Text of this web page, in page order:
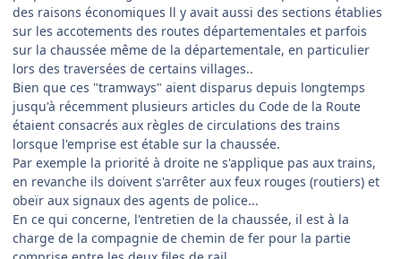
des raisons économiques ll y avait aussi des sections établies
sur les accotements des routes départementales et parfois
sur la chaussée même de la départementale, en particulier
lors des traversées de certains villages..
Bien que ces "tramways" aient disparus depuis longtemps
jusqu'à récemment plusieurs articles du Code de la Route
étaient consacrés aux règles de circulations des trains
lorsque l'emprise est étable sur la chaussée.
Par exemple la priorité à droite ne s'applique pas aux trains,
en revanche ils doivent s'arrêter aux feux rouges (routiers) et
obeïr aux signaux des agents de police...
En ce qui concerne, l'entretien de la chaussée, il est à la
charge de la compagnie de chemin de fer pour la partie